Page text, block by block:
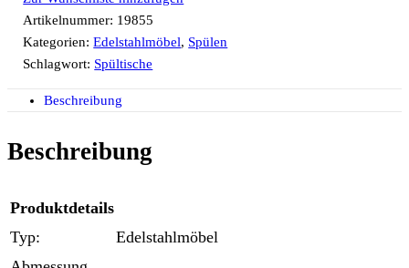
Artikelnummer: 19855
Kategorien:Edelstahlmöbel, Spülen
Schlagwort: Spültische
Beschreibung
Beschreibung
Produktdetails
Typ:
Edelstahlmöbel